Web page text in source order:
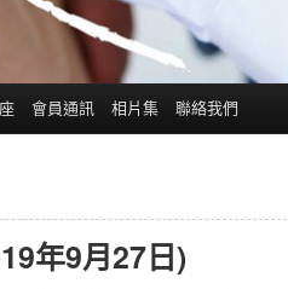
會員通訊 相片集 聯絡我們
年9月27日)